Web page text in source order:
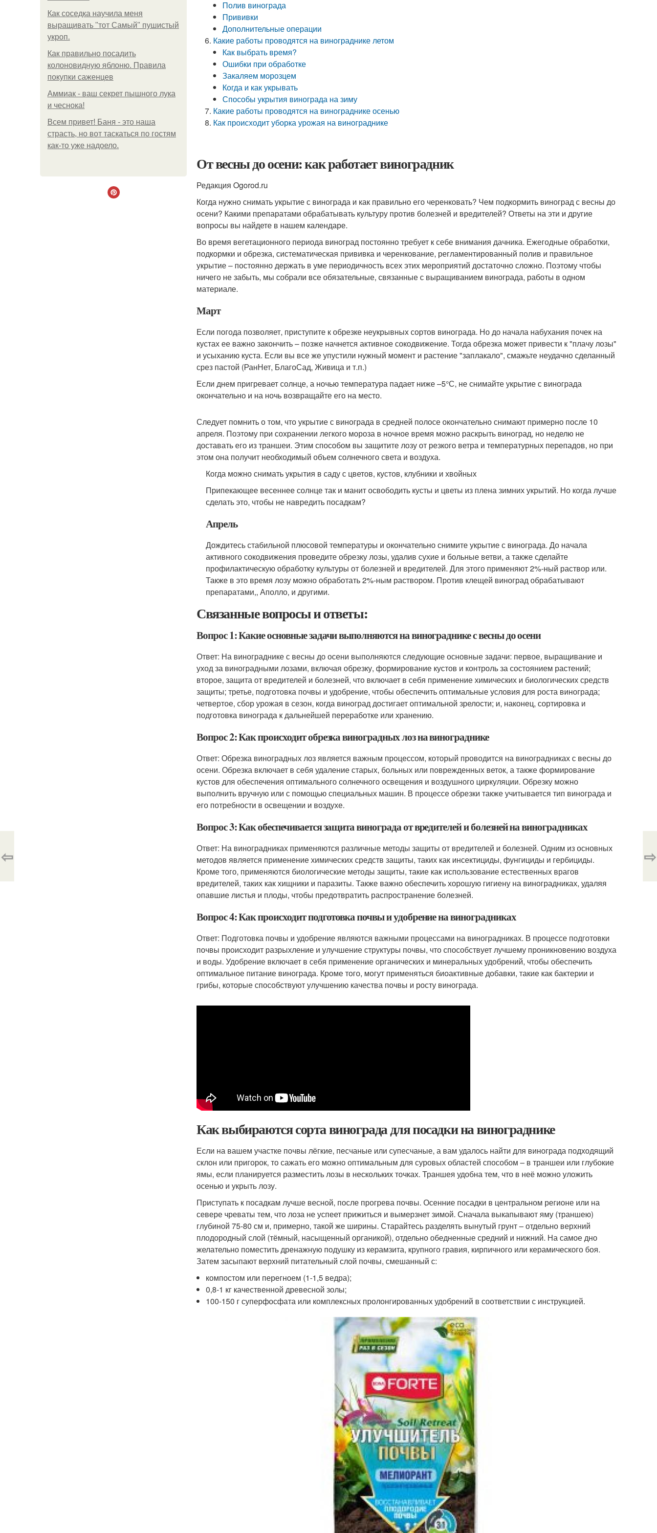
Как соседка научила меня
выращивать "тот Самый" пушистый
укроп.
Как правильно посадить
колоновидную яблоню. Правила
покупки саженцев
Аммиак - ваш секрет пышного лука
и чеснока!
Всем привет! Баня - это наша
страсть, но вот таскаться по гостям
как-то уже надоело.
Полив винограда
Прививки
Дополнительные операции
Какие работы проводятся на винограднике летом
Как выбрать время?
Ошибки при обработке
Закаляем морозцем
Когда и как укрывать
Способы укрытия винограда на зиму
Какие работы проводятся на винограднике осенью
Как происходит уборка урожая на винограднике
От весны до осени: как работает виноградник
Редакция Ogorod.ru
Когда нужно снимать укрытие с винограда и как правильно его черенковать? Чем подкормить виноград с весны до
осени? Какими препаратами обрабатывать культуру против болезней и вредителей? Ответы на эти и другие
вопросы вы найдете в нашем календаре.
Во время вегетационного периода виноград постоянно требует к себе внимания дачника. Ежегодные обработки,
подкормки и обрезка, систематическая прививка и черенкование, регламентированный полив и правильное
укрытие – постоянно держать в уме периодичность всех этих мероприятий достаточно сложно. Поэтому чтобы
ничего не забыть, мы собрали все обязательные, связанные с выращиванием винограда, работы в одном
материале.
Март
Если погода позволяет, приступите к обрезке неукрывных сортов винограда. Но до начала набухания почек на
кустах ее важно закончить – позже начнется активное сокодвижение. Тогда обрезка может привести к "плачу лозы"
и усыханию куста. Если вы все же упустили нужный момент и растение "заплакало", смажьте неудачно сделанный
срез пастой (РанНет, БлагоСад, Живица и т.п.)
Если днем пригревает солнце, а ночью температура падает ниже –5°С, не снимайте укрытие с винограда
окончательно и на ночь возвращайте его на место.
Следует помнить о том, что укрытие с винограда в средней полосе окончательно снимают примерно после 10
апреля. Поэтому при сохранении легкого мороза в ночное время можно раскрыть виноград, но неделю не
доставать его из траншеи. Этим способом вы защитите лозу от резкого ветра и температурных перепадов, но при
этом она получит необходимый объем солнечного света и воздуха.
Когда можно снимать укрытия в саду с цветов, кустов, клубники и хвойных
Припекающее весеннее солнце так и манит освободить кусты и цветы из плена зимних укрытий. Но когда лучше
сделать это, чтобы не навредить посадкам?
Апрель
Дождитесь стабильной плюсовой температуры и окончательно снимите укрытие с винограда. До начала
активного сокодвижения проведите обрезку лозы, удалив сухие и больные ветви, а также сделайте
профилактическую обработку культуры от болезней и вредителей. Для этого применяют 2%-ный раствор или.
Также в это время лозу можно обработать 2%-ным раствором. Против клещей виноград обрабатывают
препаратами,, Аполло, и другими.
Связанные вопросы и ответы:
Вопрос 1: Какие основные задачи выполняются на винограднике с весны до осени
Ответ: На винограднике с весны до осени выполняются следующие основные задачи: первое, выращивание и
уход за виноградными лозами, включая обрезку, формирование кустов и контроль за состоянием растений;
второе, защита от вредителей и болезней, что включает в себя применение химических и биологических средств
защиты; третье, подготовка почвы и удобрение, чтобы обеспечить оптимальные условия для роста винограда;
четвертое, сбор урожая в сезон, когда виноград достигает оптимальной зрелости; и, наконец, сортировка и
подготовка винограда к дальнейшей переработке или хранению.
Вопрос 2: Как происходит обрезка виноградных лоз на винограднике
Ответ: Обрезка виноградных лоз является важным процессом, который проводится на виноградниках с весны до
осени. Обрезка включает в себя удаление старых, больных или поврежденных веток, а также формирование
кустов для обеспечения оптимального солнечного освещения и воздушного циркуляции. Обрезку можно
выполнить вручную или с помощью специальных машин. В процессе обрезки также учитывается тип винограда и
его потребности в освещении и воздухе.
Вопрос 3: Как обеспечивается защита винограда от вредителей и болезней на виноградниках
Ответ: На виноградниках применяются различные методы защиты от вредителей и болезней. Одним из основных
методов является применение химических средств защиты, таких как инсектициды, фунгициды и гербициды.
Кроме того, применяются биологические методы защиты, такие как использование естественных врагов
вредителей, таких как хищники и паразиты. Также важно обеспечить хорошую гигиену на виноградниках, удаляя
опавшие листья и плоды, чтобы предотвратить распространение болезней.
Вопрос 4: Как происходит подготовка почвы и удобрение на виноградниках
Ответ: Подготовка почвы и удобрение являются важными процессами на виноградниках. В процессе подготовки
почвы происходит разрыхление и улучшение структуры почвы, что способствует лучшему проникновению воздуха
и воды. Удобрение включает в себя применение органических и минеральных удобрений, чтобы обеспечить
оптимальное питание винограда. Кроме того, могут применяться биоактивные добавки, такие как бактерии и
грибы, которые способствуют улучшению качества почвы и росту винограда.
Как выбираются сорта винограда для посадки на винограднике
Если на вашем участке почвы лёгкие, песчаные или супесчаные, а вам удалось найти для винограда подходящий
склон или пригорок, то сажать его можно оптимальным для суровых областей способом – в траншеи или глубокие
ямы, если планируется разместить лозы в нескольких точках. Траншея удобна тем, что в неё можно уложить
осенью и укрыть лозу.
Приступать к посадкам лучше весной, после прогрева почвы. Осенние посадки в центральном регионе или на
севере чреваты тем, что лоза не успеет прижиться и вымерзнет зимой. Сначала выкапывают яму (траншею)
глубиной 75-80 см и, примерно, такой же ширины. Старайтесь разделять вынутый грунт – отдельно верхний
плодородный слой (тёмный, насыщенный органикой), отдельно обедненные средний и нижний. На самое дно
желательно поместить дренажную подушку из керамзита, крупного гравия, кирпичного или керамического боя.
Затем засыпают верхний питательный слой почвы, смешанный с:
компостом или перегноем (1-1,5 ведра);
0,8-1 кг качественной древесной золы;
100-150 г суперфосфата или комплексных пролонгированных удобрений в соответствии с инструкцией.
⇦ ⇨